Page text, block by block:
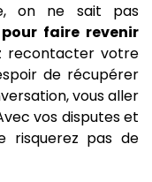
on ne sait pas
faire revenir
recontacter votre
de récupérer
vous aller
vos disputes et
risquerez pas de